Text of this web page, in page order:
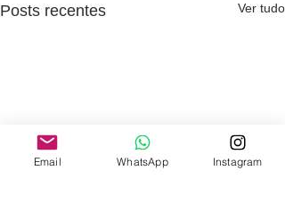
Posts recentes Ver tudo
Email WhatsApp Instagram